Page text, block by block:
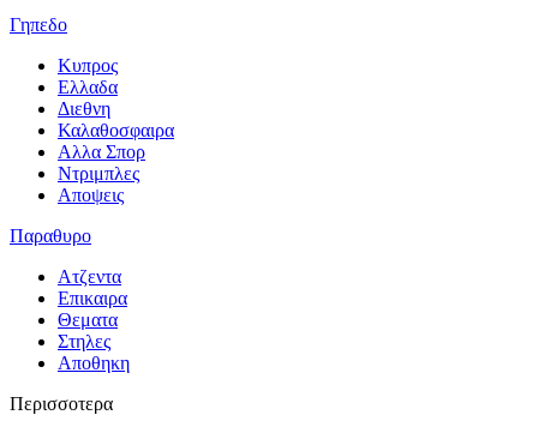
Γηπεδο
Κυπρος
Ελλαδα
Διεθνη
Καλαθοσφαιρα
Αλλα Σπορ
Ντριμπλες
Αποψεις
Παραθυρο
Ατζεντα
Επικαιρα
Θεματα
Στηλες
Αποθηκη
Περισσοτερα